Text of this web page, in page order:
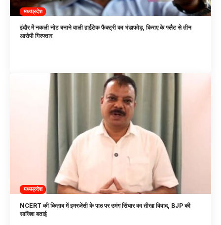
मध्यप्रदेश
इंदौर में नकली नोट बनाने वाली हाईटेक फैक्ट्री का भंडाफोड़, किराए के फ्लैट से तीन
आरोपी गिरफ्तार
मध्यप्रदेश
NCERT की किताब में इमरजेंसी के पाठ पर उमंग सिंघार का तीखा विवाद, BJP की
साजिश बताई